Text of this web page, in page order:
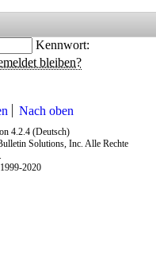
Kennwort:
bleiben?
Nach oben
4.2.4 (Deutsch)
Solutions, Inc. Alle Rechte
2020